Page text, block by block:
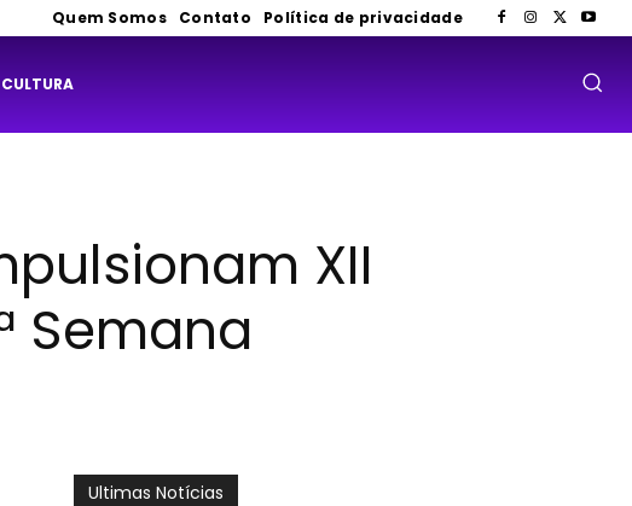
Quem Somos Contato Política de privacidade
CULTURA
XII
Semana
Ultimas Notícias